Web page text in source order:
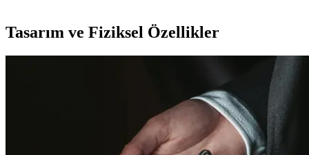
Tasarım ve Fiziksel Özellikler